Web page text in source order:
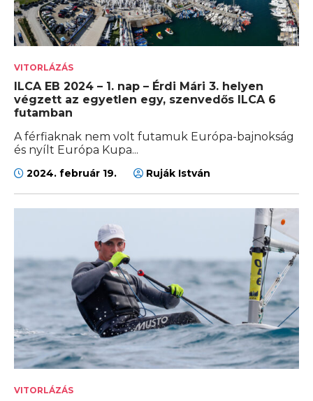
VITORLÁZÁS
ILCA EB 2024 – 1. nap – Érdi Mári 3. helyen
végzett az egyetlen egy, szenvedős ILCA 6
futamban
A férfiaknak nem volt futamuk Európa-bajnokság
és nyílt Európa Kupa...
2024. február 19. Ruják István
VITORLÁZÁS